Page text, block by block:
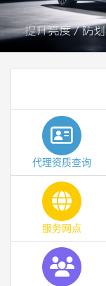
代理资质查询
服务网点